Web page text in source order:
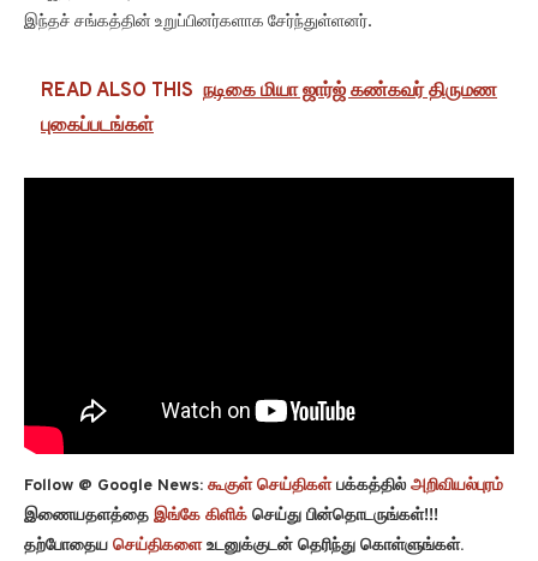
இந்தச் சங்கத்தின் உறுப்பினர்களாக சேர்ந்துள்ளனர்.
READ ALSO THIS நடிகை மியா ஜார்ஜ் கண்கவர் திருமண
புகைப்படங்கள்
Follow @ Google News: கூகுள் செய்திகள்பக்கத்தில் அறிவியல்புரம்
இணையதளத்தை இங்கே கிளிக் செய்து பின்தொடருங்கள்!!!
தற்போதைய செய்திகளைஉடனுக்குடன் தெரிந்து கொள்ளுங்கள்.